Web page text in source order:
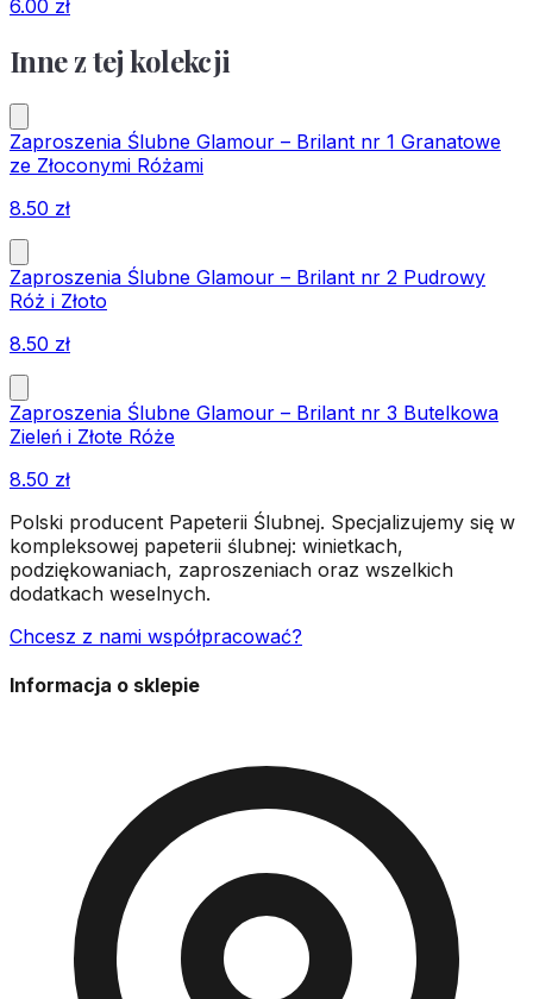
6.00 zł
Inne z tej kolekcji
Zaproszenia Ślubne Glamour – Brilant nr 1 Granatowe
ze Złoconymi Różami
8.50 zł
Zaproszenia Ślubne Glamour – Brilant nr 2 Pudrowy
Róż i Złoto
8.50 zł
Zaproszenia Ślubne Glamour – Brilant nr 3 Butelkowa
Zieleń i Złote Róże
8.50 zł
Polski producent Papeterii Ślubnej. Specjalizujemy się w
kompleksowej papeterii ślubnej: winietkach,
podziękowaniach, zaproszeniach oraz wszelkich
dodatkach weselnych.
Chcesz z nami współpracować?
Informacja o sklepie